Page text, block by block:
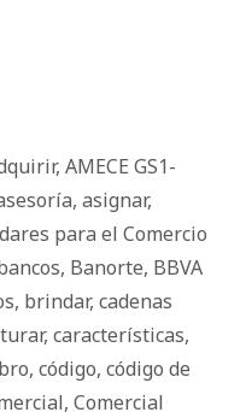
, AMECE GS1-
, asignar,
para el Comercio
, Banorte, BBVA
, brindar, cadenas
, características,
, código, código de
, Comercial